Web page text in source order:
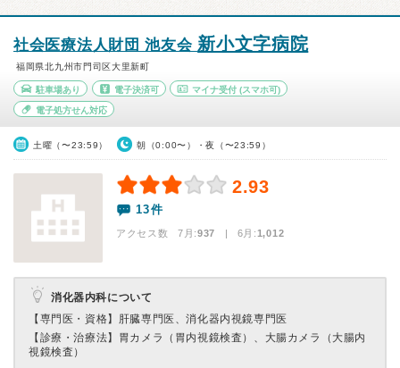
社会医療法人財団 池友会新小文字病院
福岡県北九州市門司区大里新町
駐車場あり 電子決済可 マイナ受付 (スマホ可)
電子処方せん対応
土曜（〜23:59） 朝（0:00〜）・夜（〜23:59）
2.93
13件
アクセス数 7月:937 | 6月:1,012
消化器内科について
【専門医・資格】 肝臓専門医、消化器内視鏡専門医
【診療・治療法】 胃カメラ（胃内視鏡検査）、大腸カメラ（大腸内
視鏡検査）